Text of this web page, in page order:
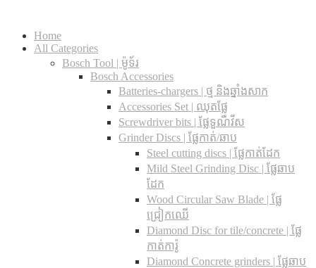
Home
All Categories
Bosch Tool | ម៉ូទ័រ
Bosch Accessories
Batteries-chargers | ថ្ម និងឆ្នាំងសាក
Accessories Set | ឈុតផ្លែ
Screwdriver bits | ផ្លែទួណឺវីស
Grinder Discs |​ ផ្លែកាត់/ឆាប
Steel cutting discs |​ ផ្លែកាត់ដែក
Mild Steel Grinding Disc | ផ្លែឆាប
ដែក
Wood Circular Saw Blade | ផ្លែ
ជ្រៀកឈើ
Diamond Disc for tile/concrete​ | ផ្លែ
កាត់ការ៉ូ
Diamond Concrete grinders | ផ្លែឆាប